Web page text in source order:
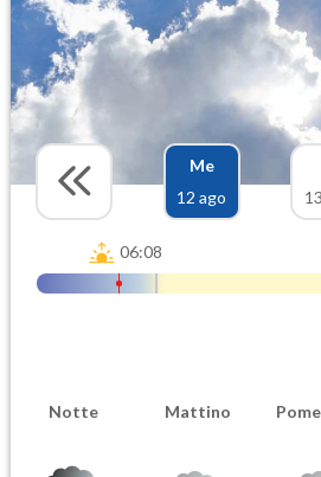
Me
12 ago
06:08
Notte Mattino